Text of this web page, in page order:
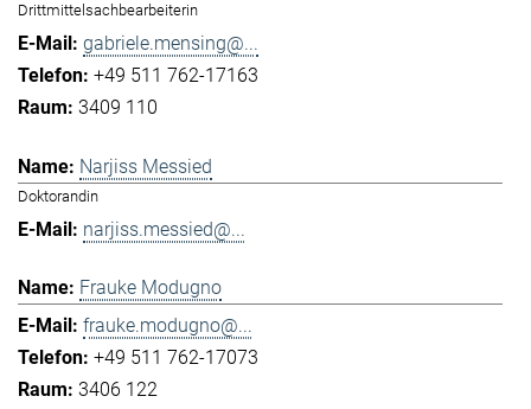
Drittmittelsachbearbeiterin
gabriele.mensing@...
+49 511 762-17163
3409 110
Narjiss Messied
Doktorandin
narjiss.messied@...
Frauke Modugno
frauke.modugno@...
+49 511 762-17073
3406 122